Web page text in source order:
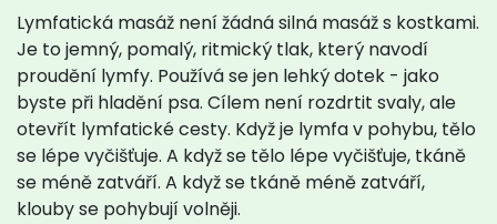
Lymfatická masáž není žádná silná masáž s kostkami.
Je to jemný, pomalý, ritmický tlak, který navodí
proudění lymfy. Používá se jen lehký dotek - jako
byste při hladění psa. Cílem není rozdrtit svaly, ale
otevřít lymfatické cesty. Když je lymfa v pohybu, tělo
se lépe vyčišťuje. A když se tělo lépe vyčišťuje, tkáně
se méně zatváří. A když se tkáně méně zatváří,
klouby se pohybují volněji.